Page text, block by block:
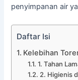
penyimpanan air
Daftar Isi
Kelebihan
1. Tahan
2. Higienis